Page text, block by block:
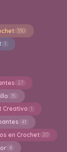
330
1
27
15
Creativo 1
41
en Crochet 20
4